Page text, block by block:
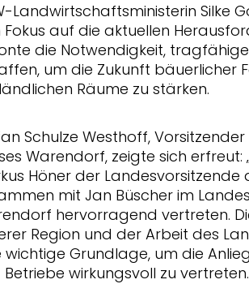
Landwirtschaftsministerin Silke
Fokus auf die aktuellen
die Notwendigkeit,
um die Zukunft bäuerlicher
Räume zu stärken.
Schulze Westhoff,
Warendorf, zeigte sich erfreut:
Höner der Landesvorsitzende
mit Jan Büscher im
hervorragend vertreten.
Region und der Arbeit des
wichtige Grundlage, um die
Betriebe wirkungsvoll zu